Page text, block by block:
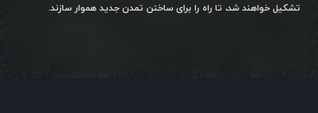
تشکیل خواهند شد، تا راه را برای ساختن تمدن جدید هموار سازند.